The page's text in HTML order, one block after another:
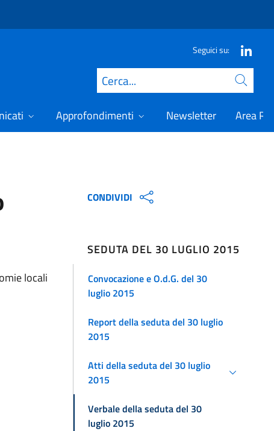
Seguici su:
Cerca
Approfondimenti Newsletter Area
locali
CONDIVIDI
SEDUTA DEL 30 LUGLIO 2015
Convocazione e O.d.G. del 30
luglio 2015
Report della seduta del 30 luglio
2015
Atti della seduta del 30 luglio
2015
Verbale della seduta del 30
luglio 2015